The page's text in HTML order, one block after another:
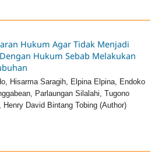
Hukum Agar Tidak Menjadi
Hukum Sebab Melakukan
Hisarma Saragih, Elpina Elpina, Endoko
Parlaungan Silalahi, Tugono
Henry David Bintang Tobing (Author)